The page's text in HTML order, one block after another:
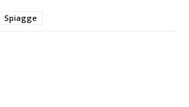
Spiagge